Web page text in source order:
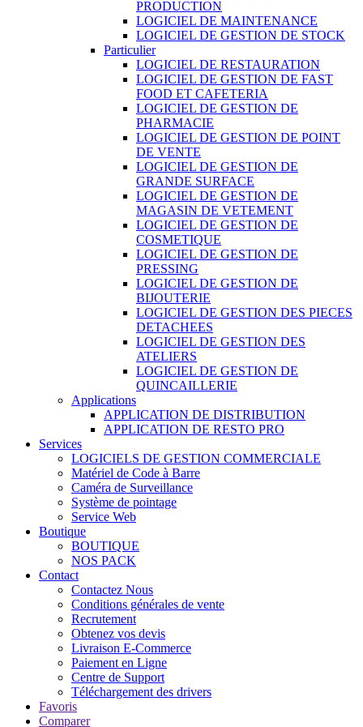
PRODUCTION
LOGICIEL DE MAINTENANCE
LOGICIEL DE GESTION DE STOCK
Particulier
LOGICIEL DE RESTAURATION
LOGICIEL DE GESTION DE FAST
FOOD ET CAFETERIA
LOGICIEL DE GESTION DE
PHARMACIE
LOGICIEL DE GESTION DE POINT
DE VENTE
LOGICIEL DE GESTION DE
GRANDE SURFACE
LOGICIEL DE GESTION DE
MAGASIN DE VETEMENT
LOGICIEL DE GESTION DE
COSMETIQUE
LOGICIEL DE GESTION DE
PRESSING
LOGICIEL DE GESTION DE
BIJOUTERIE
LOGICIEL DE GESTION DES PIECES
DETACHEES
LOGICIEL DE GESTION DES
ATELIERS
LOGICIEL DE GESTION DE
QUINCAILLERIE
Applications
APPLICATION DE DISTRIBUTION
APPLICATION DE RESTO PRO
Services
LOGICIELS DE GESTION COMMERCIALE
Matériel de Code à Barre
Caméra de Surveillance
Système de pointage
Service Web
Boutique
BOUTIQUE
NOS PACK
Contact
Contactez Nous
Conditions générales de vente
Recrutement
Obtenez vos devis
Livraison E-Commerce
Paiement en Ligne
Centre de Support
Téléchargement des drivers
Favoris
Comparer